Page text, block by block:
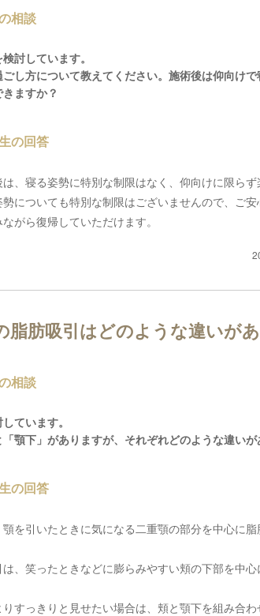
相談
討しています。
し方について教えてください。施術後は仰向け
ますか？
の回答
、寝る姿勢に特別な制限はなく、仰向けに限ら
についても特別な制限はございませんので、ご
がら復帰していただけます。
脂肪吸引はどのような違いが
相談
ています。
顎下」がありますが、それぞれどのような違いが
の回答
を引いたときに気になる二重顎の部分を中心に
、笑ったときなどに膨らみやすい頬の下部を中
すっきりと見せたい場合は、頬と顎下を組み合